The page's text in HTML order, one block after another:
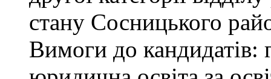
стану Сосницького
Вимоги до кандидатів: